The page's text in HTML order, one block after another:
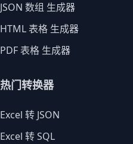
JSON 数组 生成器
HTML 表格 生成器
PDF 表格 生成器
热门转换器
Excel 转 JSON
Excel 转 SQL